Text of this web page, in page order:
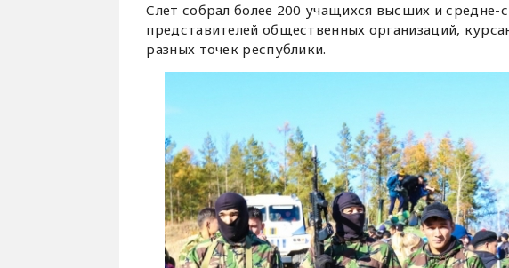
Слет собрал более 200 учащихся высших и средне-
представителей общественных организаций,
разных точек республики.